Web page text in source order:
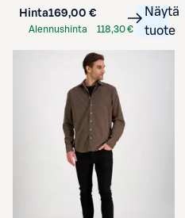
Hinta169,00 €
Alennushinta
118,30 €
Näytä
tuote